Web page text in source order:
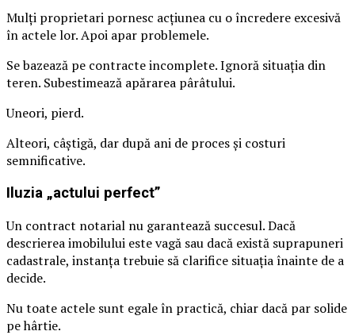
Mulți proprietari pornesc acțiunea cu o încredere excesivă
în actele lor. Apoi apar problemele.
Se bazează pe contracte incomplete. Ignoră situația din
teren. Subestimează apărarea pârâtului.
Uneori, pierd.
Alteori, câștigă, dar după ani de proces și costuri
semnificative.
Iluzia „actului perfect”
Un contract notarial nu garantează succesul. Dacă
descrierea imobilului este vagă sau dacă există suprapuneri
cadastrale, instanța trebuie să clarifice situația înainte de a
decide.
Nu toate actele sunt egale în practică, chiar dacă par solide
pe hârtie.